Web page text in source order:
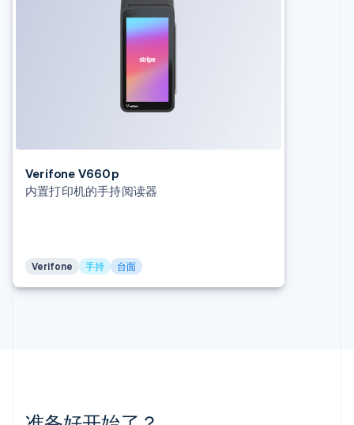
Verifone V660p
内置打印机的手持阅读器
Verifone 手持 台面
DeutschEnglish
Français Deutsch
罗马尼亚
马来西亚
English简体中文